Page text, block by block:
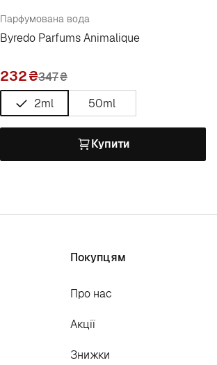
Парфумована вода
Byredo Parfums Animalique
232 347₴
2ml
50ml
Купити
Покупцям
Про нас
Акції
Знижки